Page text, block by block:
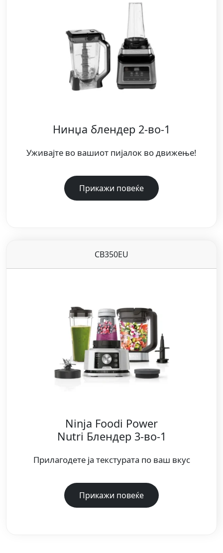
Нинџа блендер 2-во-1
Уживајте во вашиот пијалок во движење!
Прикажи повеќе
CB350EU
Ninja Foodi Power
Nutri Блендер 3-во-1
Прилагодете ја текстурата по ваш вкус
Прикажи повеќе